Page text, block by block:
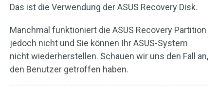
Das ist die Verwendung der ASUS Recovery Disk.
Manchmal funktioniert die ASUS Recovery Partition
jedoch nicht und Sie können Ihr ASUS-System
nicht wiederherstellen. Schauen wir uns den Fall an,
den Benutzer getroffen haben.